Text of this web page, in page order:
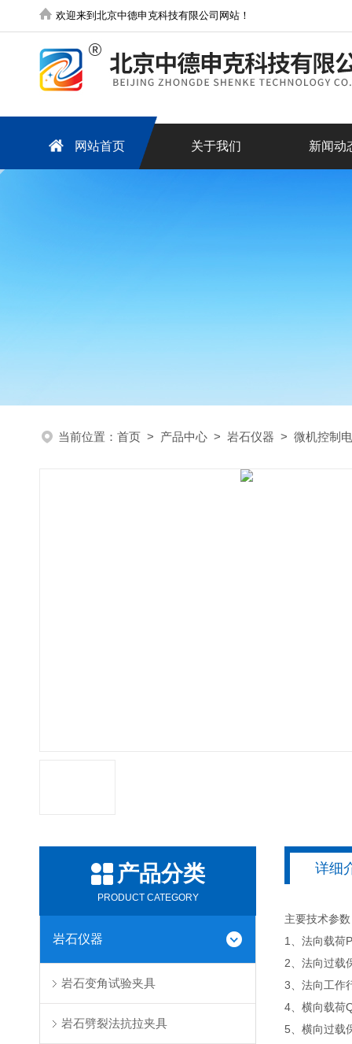
欢迎来到北京中德申克科技有限公司网站！
网站首页 关于我们 新闻动
当前位置： 首页 > 产品中心 > 岩石仪器 > 微机控制
产品分类
PRODUCT CATEGORY
岩石仪器
岩石变角试验夹具
岩石劈裂法抗拉夹具
详细
主要技术参
1、法向载荷
2、法向过载
3、法向工作
4、横向载荷
5、横向过载